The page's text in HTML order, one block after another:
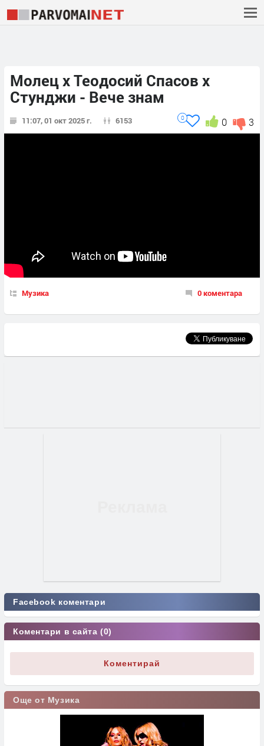
Молец x Теодосий Спасов х
Стунджи - Вече знам
11:07, 01 окт 2025 г. 6153 3
0
0
Музика 0 коментара
Facebook коментари
Коментари в сайта (0)
Коментирай
Още от Музика